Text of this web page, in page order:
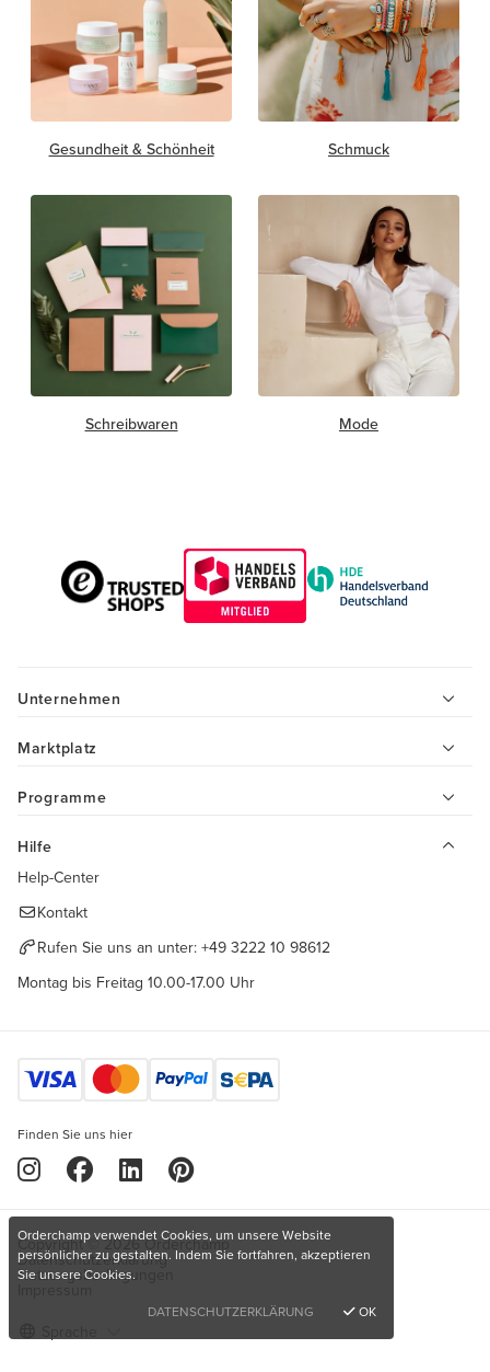
Gesundheit & Schönheit Schmuck
Schreibwaren Mode
Unternehmen
Marktplatz
Programme
Hilfe
Help-Center
Kontakt
Rufen Sie uns an unter: +49 3222 10 98612
Montag bis Freitag 10.00-17.00 Uhr
Finden Sie uns hier
Copyright © 2026 Orderchamp
Datenschutzerklärung
Nutzungsbedingungen
Orderchamp verwendet Cookies, um unsere Website
persönlicher zu gestalten. Indem Sie fortfahren, akzeptieren
Sie unsere Cookies.
DATENSCHUTZERKLÄRUNG
OK